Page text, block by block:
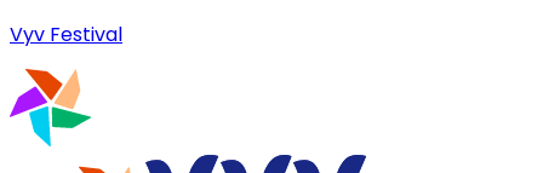
Vyv Festival